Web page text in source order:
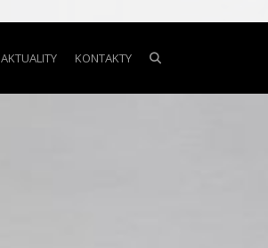
AKTUALITY KONTAKTY